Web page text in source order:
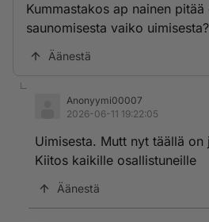
Kummastakos ap nainen pitää
saunomisesta vaiko
Äänestä
Anonyymi00007
2026-06-11 19:22:05
Uimisesta. Mutt nyt täällä on
Kiitos kaikille osallistuneille
Äänestä